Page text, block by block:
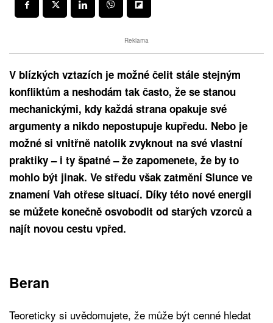
Reklama
V blízkých vztazích je možné čelit stále stejným
konfliktům a neshodám tak často, že se stanou
mechanickými, kdy každá strana opakuje své
argumenty a nikdo nepostupuje kupředu. Nebo je
možné si vnitřně natolik zvyknout na své vlastní
praktiky – i ty špatné – že zapomenete, že by to
mohlo být jinak. Ve středu však zatmění Slunce ve
znamení Vah otřese situací. Díky této nové energii
se můžete konečně osvobodit od starých vzorců a
najít novou cestu vpřed.
Beran
Teoreticky si uvědomujete, že může být cenné hledat